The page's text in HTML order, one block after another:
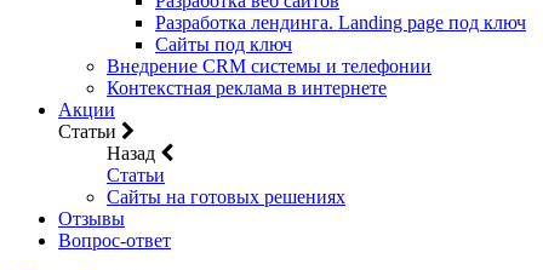
Разработка лендинга. Landing page под ключ
Сайты под ключ
Внедрение CRM системы и телефонии
Контекстная реклама в интернете
Акции
Статьи
Назад
Статьи
Сайты на готовых решениях
Отзывы
Вопрос-ответ